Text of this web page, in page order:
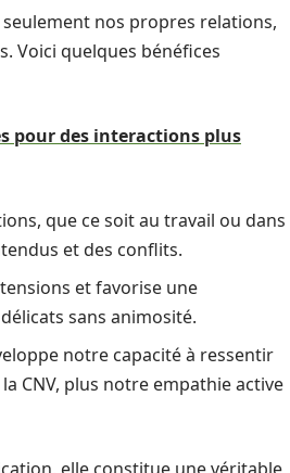
nos propres relations,
Voici quelques bénéfices
pour des interactions plus
que ce soit au travail ou dans
et des conflits.
et favorise une
sans animosité.
notre capacité à ressentir
CNV, plus notre empathie active